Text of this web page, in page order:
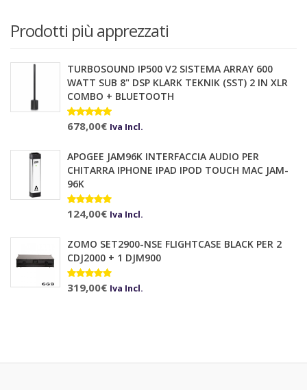
19,00€.9,90€.
Prodotti più apprezzati
TURBOSOUND IP500 V2 SISTEMA ARRAY 600
WATT SUB 8" DSP KLARK TEKNIK (SST) 2 IN XLR
COMBO + BLUETOOTH
Valutato 10.00su 5
678,00€ Iva Incl.
APOGEE JAM96K INTERFACCIA AUDIO PER
CHITARRA IPHONE IPAD IPOD TOUCH MAC JAM-
96K
Valutato
5.00su 5
124,00€ Iva Incl.
ZOMO SET2900-NSE FLIGHTCASE BLACK PER 2
CDJ2000 + 1 DJM900
Valutato
5.00su 5
319,00€ Iva Incl.